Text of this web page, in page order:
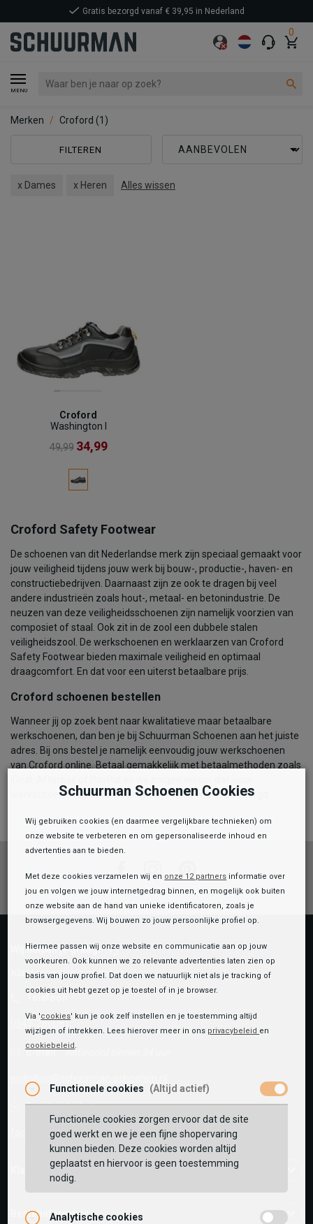
0
MENU
Gratis bezorgd vanaf € 39,95 in Nederland
Merken Croford (1)
FILTEREN
x Dames x Heren Alles wissen
Croford
Washington I
49,99 34,99
Croford Safety Footwear
De schoenen van dit Nederlandse merk zijn speciaal gemaakt voor
jouw veiligheid tijdens jouw werk bij bouw-, productie-, haven- en
constructiebedrijven. Daarnaast zijn ze ook te dragen bij veel
andere industrieën zoals hout-, metaal- en betonindustrie. De
neuzen van deze veiligheidsschoenen zijn namelijk voorzien van
composiet of staal. Ook zit in de zool een dubbele stalen
veiligheidszool. De werkschoenen en werklaarzen van Croford
Safety Footwear bieden maximale veiligheid en optimaal
draagcomfort. En dat voor een uiterst betaalbare prijs.
Croford schoenen bestellen
Wanneer jij op zoek bent naar kwalitatieve maar betaalbare
werkschoenen, dan ben je bij Schuurman Schoenen aan het juiste
adres. Bij ons bestel je namelijk eenvoudig jouw werkschoenen
van Croford online. Betaal gemakkelijk met betaalmethoden zoals
werkschoenen zo snel mogelijk bij je thuis worden bezorgd.
Wij helpen je graag!
Klantenservice is gesloten
0545-280081
E-mail Antwoord binnen 24 uur
Facebook chat
facebook.com/SchuurmanSchoenen
Klantenservice
Bestelinformatie
Schuurman Schoenen Cookies
Wij gebruiken cookies (en daarmee vergelijkbare technieken) om
onze website te verbeteren en om gepersonaliseerde inhoud en
advertenties aan te bieden.
Met deze cookies verzamelen wij en onze 12 partners informatie over
jou en volgen we jouw internetgedrag binnen, en mogelijk ook buiten
onze website aan de hand van unieke identificatoren, zoals je
browsergegevens. Wij bouwen zo jouw persoonlijke profiel op.
Hiermee passen wij onze website en communicatie aan op jouw
voorkeuren. Ook kunnen we zo relevante advertenties laten zien op
basis van jouw profiel. Dat doen we natuurlijk niet als je tracking of
cookies uit hebt gezet op je toestel of in je browser.
Via 'cookies' kun je ook zelf instellen en je toestemming altijd
wijzigen of intrekken. Lees hierover meer in ons privacybeleid en
cookiebeleid.
Functionele cookies (Altijd actief)
Functionele cookies zorgen ervoor dat de site
goed werkt en we je een fijne shopervaring
kunnen bieden. Deze cookies worden altijd
geplaatst en hiervoor is geen toestemming
nodig.
Analytische cookies